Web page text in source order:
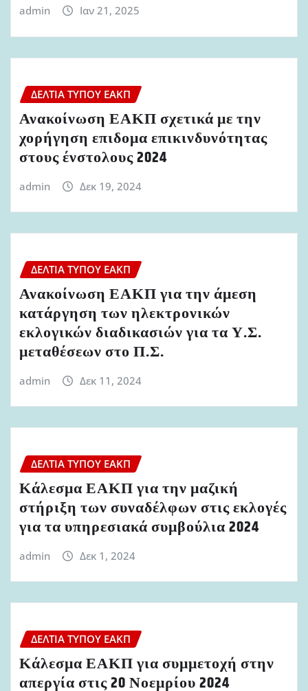
admin Ιαν 21, 2025
ΔΕΛΤΊΑ ΤΎΠΟΥ ΕΑΚΠ
Ανακοίνωση ΕΑΚΠ σχετικά με την
χορήγηση επιδομα επικινδυνότητας
στους ένστολους 2024
admin Δεκ 19, 2024
ΔΕΛΤΊΑ ΤΎΠΟΥ ΕΑΚΠ
Ανακοίνωση ΕΑΚΠ για την άμεση
κατάργηση των ηλεκτρονικών
εκλογικών διαδικασιών για τα Υ.Σ.
μεταθέσεων στο Π.Σ.
admin Δεκ 11, 2024
ΔΕΛΤΊΑ ΤΎΠΟΥ ΕΑΚΠ
Κάλεσμα ΕΑΚΠ για την μαζική
στήριξη των συναδέλφων στις εκλογές
για τα υπηρεσιακά συμβούλια 2024
admin Δεκ 1, 2024
ΔΕΛΤΊΑ ΤΎΠΟΥ ΕΑΚΠ
Κάλεσμα ΕΑΚΠ για συμμετοχή στην
απεργία στις 20 Νοεμρίου 2024